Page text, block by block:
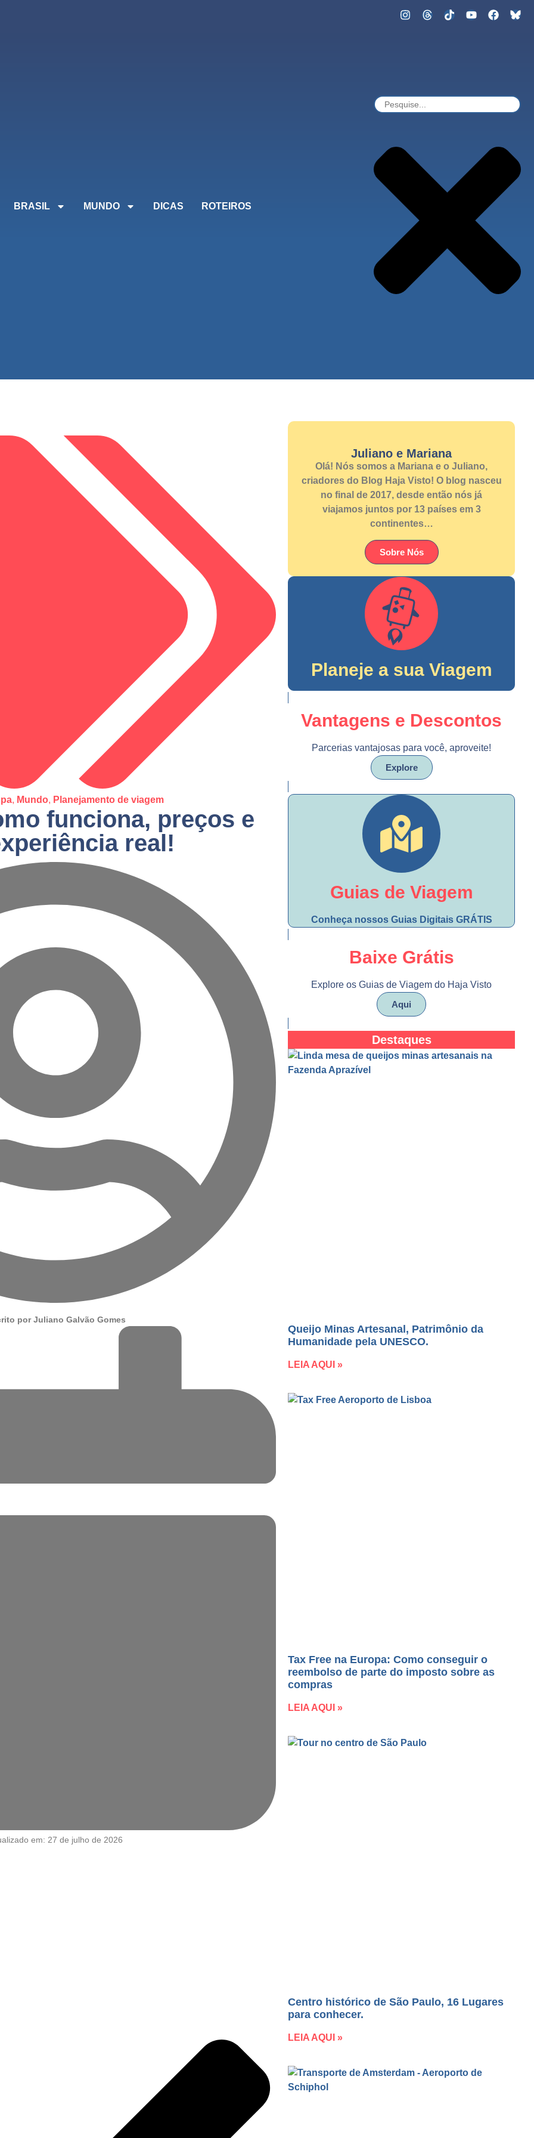
BRASIL MUNDO DICAS ROTEIROS
, Mundo, Planejamento de viagem
funciona, preços e
real!
porJuliano Galvão Gomes
em: 27 de julho de 2026
Juliano e Mariana
Olá! Nós somos a Mariana e o Juliano,
criadores do Blog Haja Visto! O blog nasceu
no final de 2017, desde então nós já
viajamos juntos por 13 países em 3
continentes…
Sobre Nós
Planeje a sua Viagem
Vantagens e Descontos
Parcerias vantajosas para você, aproveite!
Explore
Guias de Viagem
Conheça nossos Guias Digitais GRÁTIS
Baixe Grátis
Explore os Guias de Viagem do Haja Visto
Aqui
Destaques
Queijo Minas Artesanal, Patrimônio da
Humanidade pela UNESCO.
LEIA AQUI »
Tax Free na Europa: Como conseguir o
reembolso de parte do imposto sobre as
compras
LEIA AQUI »
Centro histórico de São Paulo, 16 Lugares
para conhecer.
LEIA AQUI »